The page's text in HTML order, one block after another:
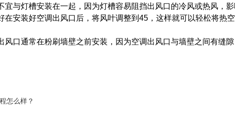
宜与灯槽安装在一起，因为灯槽容易阻挡出风口的冷风或热风，影
在安装好空调出风口后，将风叶调整到45，这样就可以轻松将热
风口通常在粉刷墙壁之前安装，因为空调出风口与墙壁之间有缝
怎么样？